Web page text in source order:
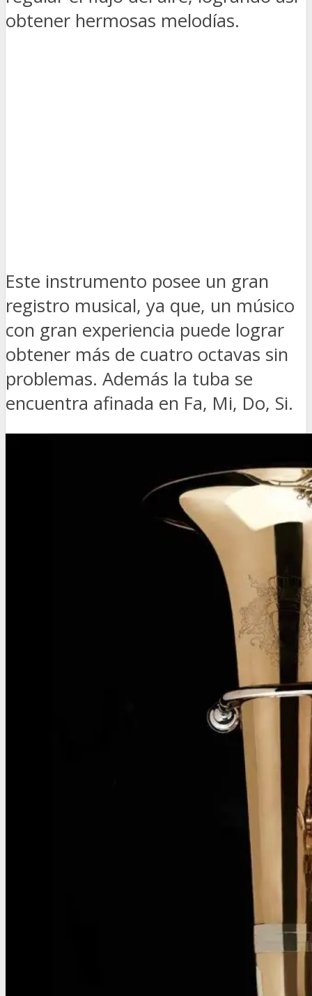
obtener hermosas melodías.
Este instrumento posee un gran
registro musical, ya que, un músico
con gran experiencia puede lograr
obtener más de cuatro octavas sin
problemas. Además la tuba se
encuentra afinada en Fa, Mi, Do, Si.